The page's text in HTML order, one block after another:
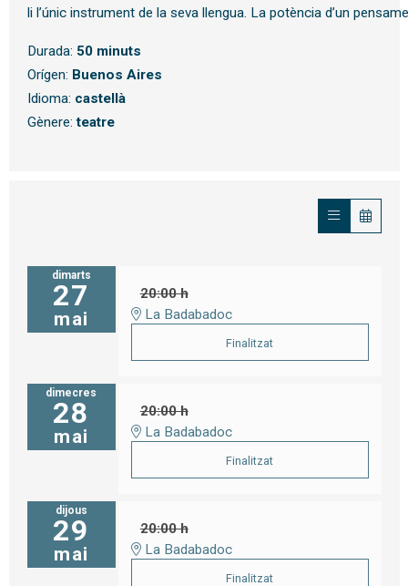
li l’únic instrument de la seva llengua. La potència d’un
Durada: 50 minuts
Orígen: Buenos Aires
Idioma: castellà
Gènere:teatre
dimarts
27
mai
20:00 h
La Badabadoc
Finalitzat
dimecres
28
mai
20:00 h
La Badabadoc
Finalitzat
dijous
29
mai
20:00 h
La Badabadoc
Finalitzat